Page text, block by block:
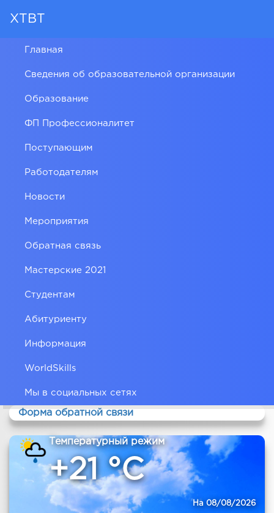
ХТВТ
Главная
Сведения об образовательной организации
Образование
ФП Профессионалитет
Поступающим
Работодателям
Новости
Мероприятия
Обратная связь
Мастерские 2021
Студентам
Абитуриенту
Информация
WorldSkills
Мы в социальных сетях
Форма обратной связи
Температурный режим
+21 °C
На 08/08/2026